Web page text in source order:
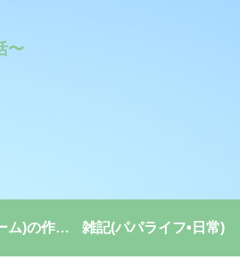
〜
強い組織(チーム)の作り方 雑記(パパライフ•日常)